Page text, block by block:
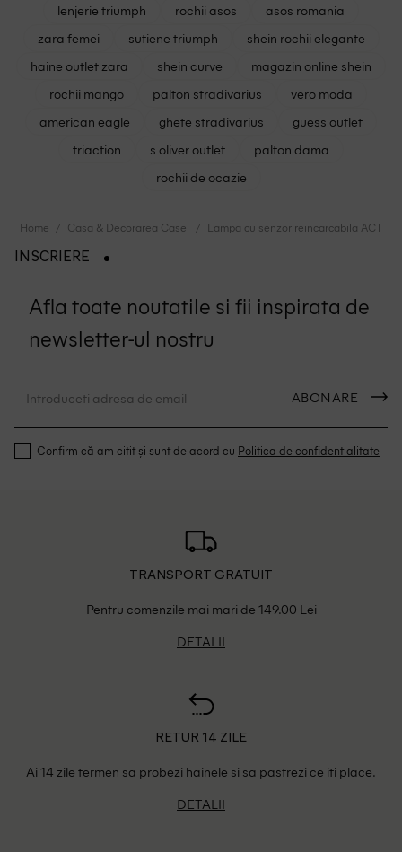
lenjerie triumph
rochii asos
asos romania
zara femei
sutiene triumph
shein rochii elegante
haine outlet zara
shein curve
magazin online shein
rochii mango
palton stradivarius
vero moda
american eagle
ghete stradivarius
guess outlet
triaction
s oliver outlet
palton dama
rochii de ocazie
Home Casa & Decorarea Casei Lampa cu senzor reincarcabila
INSCRIERE
Afla toate noutatile si fii inspirata de
newsletter-ul nostru
ABONARE
Confirm că am citit și sunt de acord cu Politica de confidentialitate
TRANSPORT GRATUIT
Pentru comenzile mai mari de 149.00 Lei
DETALII
RETUR 14 ZILE
Ai 14 zile termen sa probezi hainele si sa pastrezi ce iti place.
DETALII